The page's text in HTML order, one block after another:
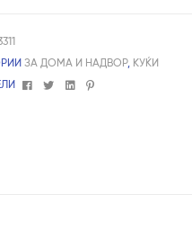
ЗА ДОМА И НАДВОР, КУЌИ
FacebookTwitterLinkedin
Pinterest